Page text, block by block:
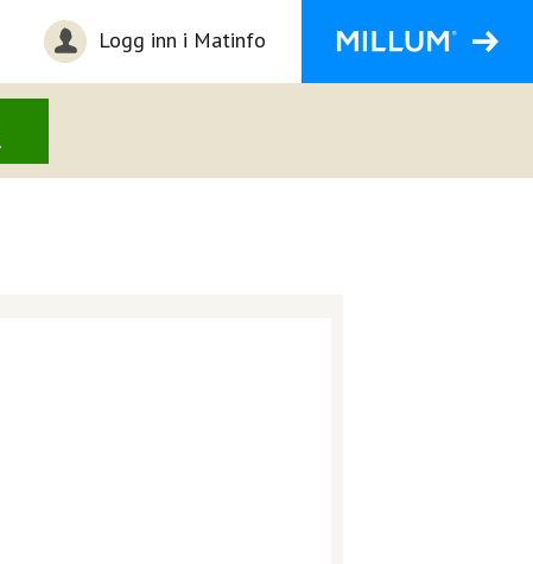
Logg inn i Matinfo